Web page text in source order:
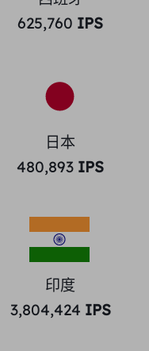
625,760 IPS
日本
480,893 IPS
印度
3,804,424 IPS